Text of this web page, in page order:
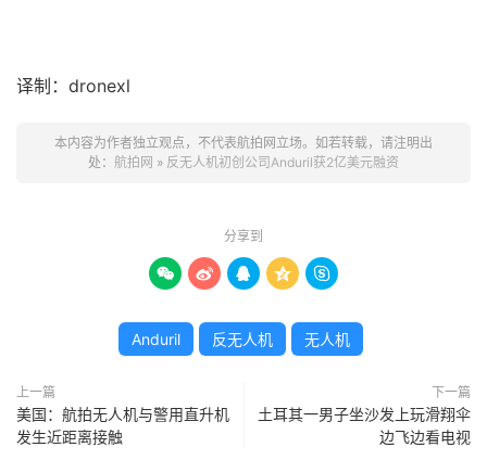
译制：dronexl
本内容为作者独立观点，不代表航拍网立场。如若转载，请注明出
处： 航拍网 » 反无人机初创公司Anduril获2亿美元融资
分享到
    
Anduril 反无人机 无人机
上一篇
美国：航拍无人机与警用直升机
发生近距离接触
下一篇
土耳其一男子坐沙发上玩滑翔伞
边飞边看电视